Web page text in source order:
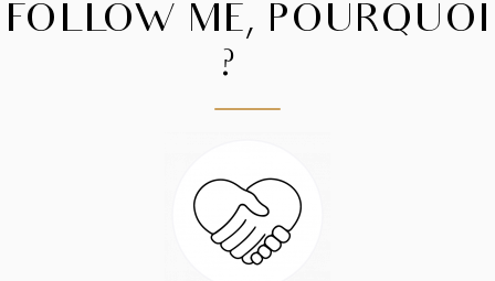
FOLLOW ME, POURQUOI
?